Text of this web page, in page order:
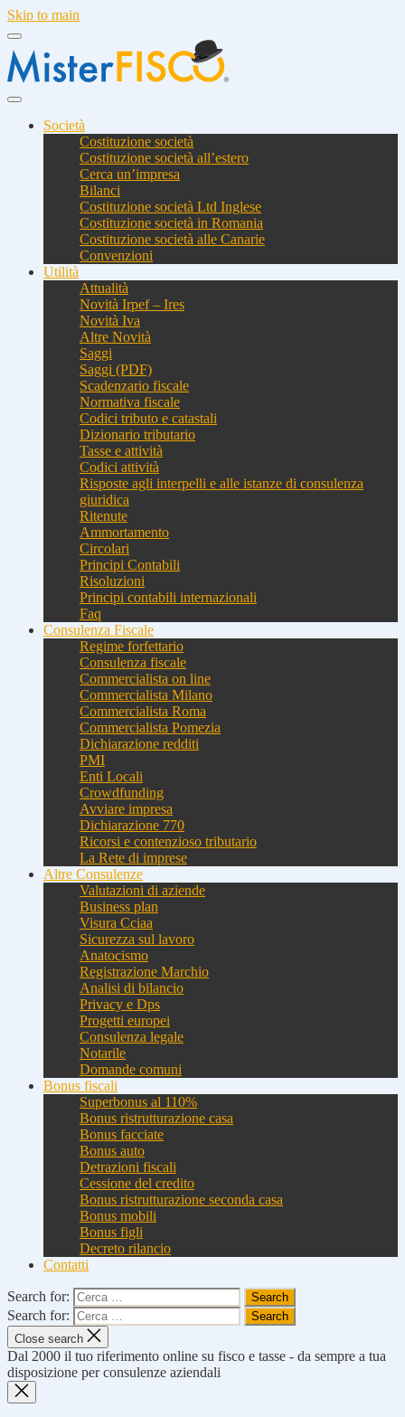
Skip to main
Società
Costituzione società
Costituzione società all’estero
Cerca un’impresa
Bilanci
Costituzione società Ltd Inglese
Costituzione società in Romania
Costituzione società alle Canarie
Convenzioni
Utilità
Attualità
Novità Irpef – Ires
Novità Iva
Altre Novità
Saggi
Saggi (PDF)
Scadenzario fiscale
Normativa fiscale
Codici tributo e catastali
Dizionario tributario
Tasse e attività
Codici attività
Risposte agli interpelli e alle istanze di consulenza
giuridica
Ritenute
Ammortamento
Circolari
Principi Contabili
Risoluzioni
Principi contabili internazionali
Faq
Consulenza Fiscale
Regime forfettario
Consulenza fiscale
Commercialista on line
Commercialista Milano
Commercialista Roma
Commercialista Pomezia
Dichiarazione redditi
PMI
Enti Locali
Crowdfunding
Avviare impresa
Dichiarazione 770
Ricorsi e contenzioso tributario
La Rete di imprese
Altre Consulenze
Valutazioni di aziende
Business plan
Visura Cciaa
Sicurezza sul lavoro
Anatocismo
Registrazione Marchio
Analisi di bilancio
Privacy e Dps
Progetti europei
Consulenza legale
Notarile
Domande comuni
Bonus fiscali
Superbonus al 110%
Bonus ristrutturazione casa
Bonus facciate
Bonus auto
Detrazioni fiscali
Cessione del credito
Bonus ristrutturazione seconda casa
Bonus mobili
Bonus figli
Decreto rilancio
Contatti
Search for:
Search for:
Close search
Dal 2000 il tuo riferimento online su fisco e tasse - da sempre a tua
disposizione per consulenze aziendali